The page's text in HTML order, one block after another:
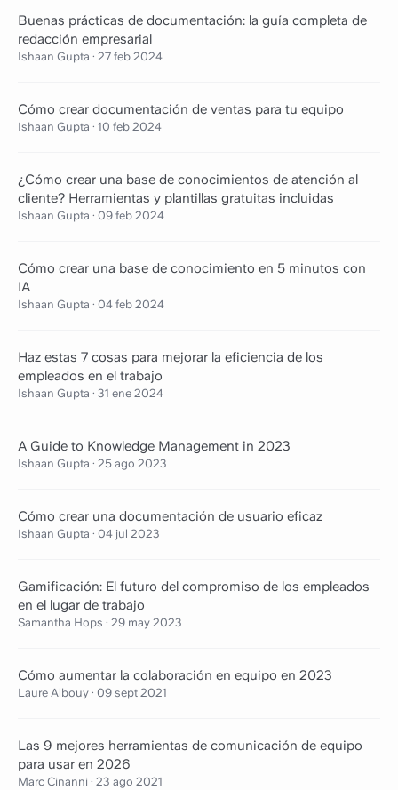
Buenas prácticas de documentación: la guía completa de
redacción empresarial
Ishaan Gupta · 27 feb 2024
Cómo crear documentación de ventas para tu equipo
Ishaan Gupta · 10 feb 2024
¿Cómo crear una base de conocimientos de atención al
cliente? Herramientas y plantillas gratuitas incluidas
Ishaan Gupta · 09 feb 2024
Cómo crear una base de conocimiento en 5 minutos con
IA
Ishaan Gupta · 04 feb 2024
Haz estas 7 cosas para mejorar la eficiencia de los
empleados en el trabajo
Ishaan Gupta · 31 ene 2024
A Guide to Knowledge Management in 2023
Ishaan Gupta · 25 ago 2023
Cómo crear una documentación de usuario eficaz
Ishaan Gupta · 04 jul 2023
Gamificación: El futuro del compromiso de los empleados
en el lugar de trabajo
Samantha Hops · 29 may 2023
Cómo aumentar la colaboración en equipo en 2023
Laure Albouy · 09 sept 2021
Las 9 mejores herramientas de comunicación de equipo
para usar en 2026
Marc Cinanni · 23 ago 2021